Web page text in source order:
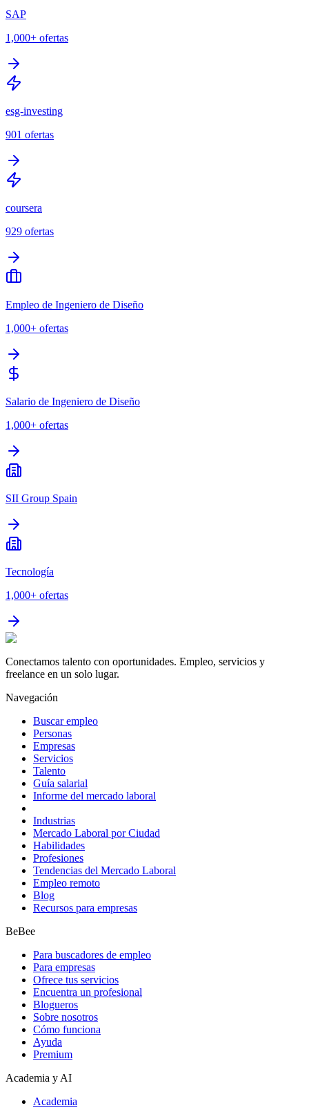
SAP
1,000+ ofertas
esg-investing
901 ofertas
coursera
929 ofertas
Empleo de Ingeniero de Diseño
1,000+ ofertas
Salario de Ingeniero de Diseño
1,000+ ofertas
SII Group Spain
Tecnología
1,000+ ofertas
Conectamos talento con oportunidades. Empleo, servicios y
freelance en un solo lugar.
Navegación
Buscar empleo
Personas
Empresas
Servicios
Talento
Guía salarial
Informe del mercado laboral
Industrias
Mercado Laboral por Ciudad
Habilidades
Profesiones
Tendencias del Mercado Laboral
Empleo remoto
Blog
Recursos para empresas
BeBee
Para buscadores de empleo
Para empresas
Ofrece tus servicios
Encuentra un profesional
Blogueros
Sobre nosotros
Cómo funciona
Ayuda
Premium
Academia y AI
Academia